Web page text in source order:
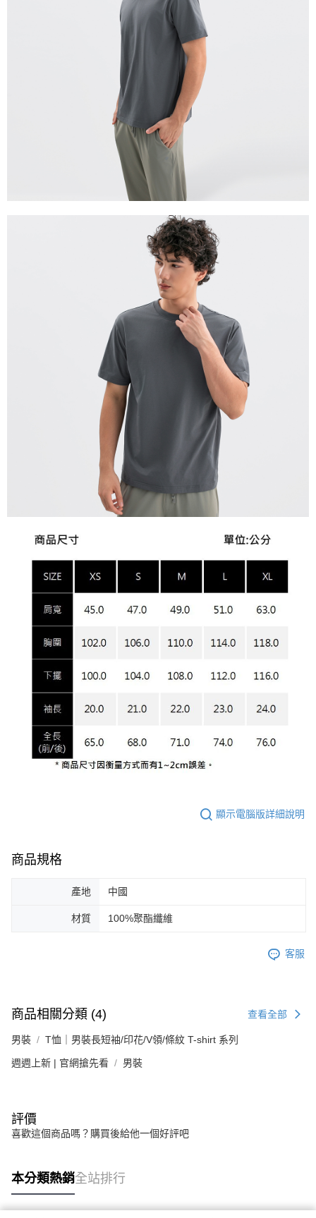
顯示電腦版詳細說明
商品規格
產地 中國
材質 100%聚酯纖維
客服
商品相關分類 (4) 查看全部
男裝 T恤｜男裝長短袖/印花/V領/條紋 T-shirt 系列
週週上新 | 官網搶先看 男裝
評價
喜歡這個商品嗎？購買後給他一個好評吧
本分類熱銷全站排行